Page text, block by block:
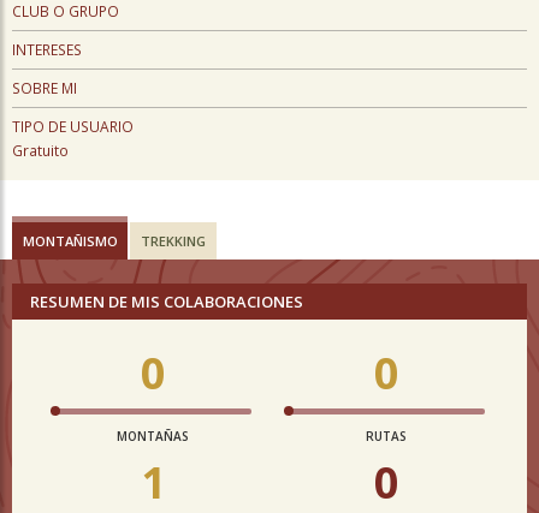
CLUB O GRUPO
INTERESES
SOBRE MI
TIPO DE USUARIO
Gratuito
MONTAÑISMO TREKKING
RESUMEN DE MIS COLABORACIONES
0
MONTAÑAS
0
RUTAS
1 0